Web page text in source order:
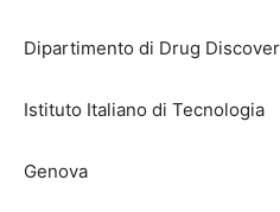
Dipartimento di Drug
Istituto Italiano di Tecnologia
Genova